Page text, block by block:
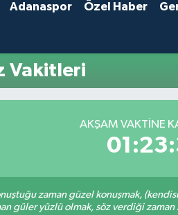
Adanaspor Özel Haber
Vakitleri
AKŞAM VAKTINE
zaman güzel konuşmak,
güler yüzlü olmak, söz verdiği zaman